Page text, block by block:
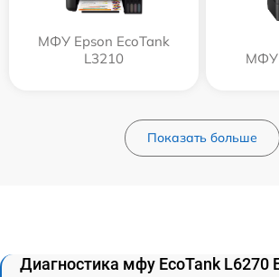
МФУ Epson EcoTank
L3210
МФУ
Показать больше
Диагностика мфу EcoTank L6270